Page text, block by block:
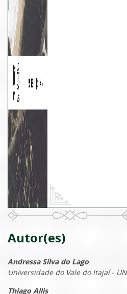
Autor(es)
Andressa Silva do Lago
Universidade do Vale do Itajaí -
Thiago Allis